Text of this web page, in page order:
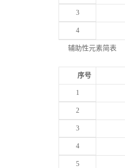
3
4
辅助性元素简表
序号
1
2
3
4
5